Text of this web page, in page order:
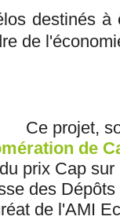
destinés à
de
Ce projet,
de
prix Cap
des
de l'AMI